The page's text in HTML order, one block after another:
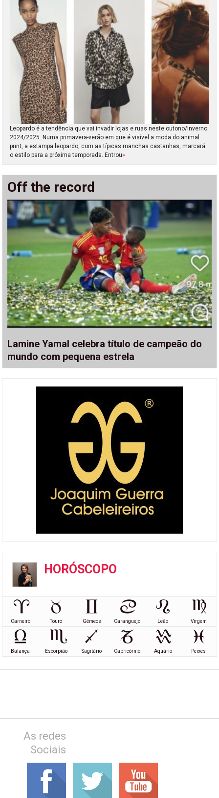
Leopardo é a tendência que vai invadir lojas e ruas neste outono/inverno
2024/2025. Numa primavera-verão em que é visível a moda do animal
print, a estampa leopardo, com as típicas manchas castanhas, marcará
o estilo para a próxima temporada. Entrou»
Off the record
Lamine Yamal celebra título de campeão do
mundo com pequena estrela
HORÓSCOPO
Carneiro Touro Gémeos Caranguejo Leão Virgem
Balança Escorpião Sagitário Capricórnio Aquário Peixes
As redes
Sociais